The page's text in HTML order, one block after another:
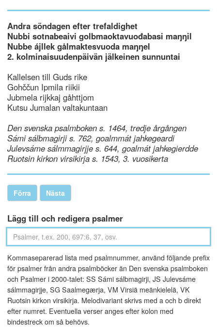
Andra söndagen efter trefaldighet
Nubbi sotnabeaivi golbmaoktavuođabasi maŋŋil
Nubbe ájllek gålmaktesvuoda maŋŋel
2. kolminaisuudenpäivän jälkeinen sunnuntai
Kallelsen till Guds rike
Gohččun Ipmila riikii
Jubmela rijkkaj gåhttjom
Kutsu Jumalan valtakuntaan
Den svenska psalmboken s. 1464, tredje årgången
Sámi sálbmagirji s. 762, goalmmát jahkegeardi
Julevsáme sálmmagirjje s. 644, goalmát jahkegierdde
Ruotsin kirkon virsikirja s. 1543, 3. vuosikerta
Förra Nästa
Lägg till och redigera psalmer
Kommaseparerad lista med psalmnummer, använd följande prefix
för psalmer från andra psalmböcker än Den svenska psalmboken
och Psalmer i 2000-talet: SS Sámi sálbmagirji, JS Julevsáme
sálmmagirjje, SG Saalmegærja, VM Virsiä meänkielelä, VK
Ruotsin kirkon virsikirja. Melodivariant skrivs med a och b direkt
efter numret. Eventuella verser anges efter kolon med
bindestreck om så behövs.